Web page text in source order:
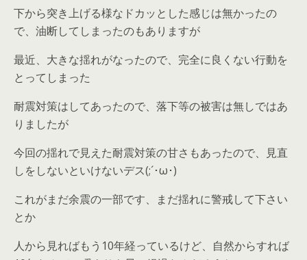
下から突き上げる様なドカッとした感じは無かったの
で、油断してしまったのもありますが
最近、大きな揺れがなったので、完全に良くない行動を
とってしまった
耐震対策はしてあったので、落下等の被害は無しではあ
りましたが
今回の揺れで見えた耐震対策の甘さもあったので、見直
しをしないといけないデス(;´･ω･)
これがまだ余震の一部です、まだ揺れに警戒して下さい
とか
人から見ればもう10年経っているけど、自然からすれば